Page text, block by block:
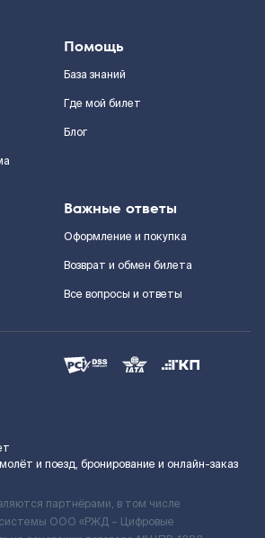
Помощь
База знаний
Где мой билет
Блог
Важные ответы
Оформление и покупка
Возврат и обмен билета
Все вопросы и ответы
и поезд, бронирование и онлайн-заказ
партнёрами, в том числе
системы ООО «РЖД – Цифровые